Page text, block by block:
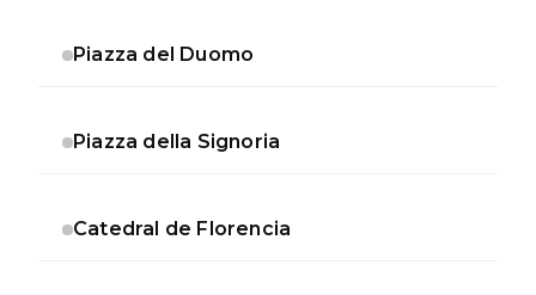
Piazza del Duomo
Piazza della Signoria
Catedral de Florencia